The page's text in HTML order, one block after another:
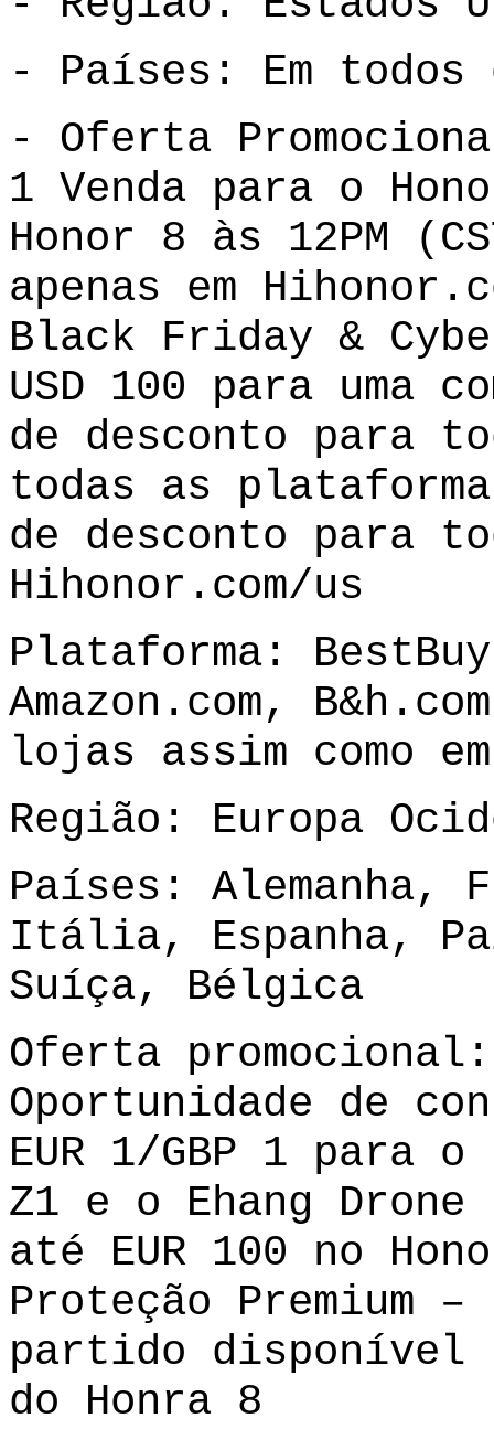
- Países: Em todos
- Oferta
1 Venda para o
Honor 8 às 12PM
apenas em
Black Friday &
USD 100 para uma
de desconto para
todas as
de desconto para
Hihonor.com/us
Plataforma:
Amazon.com,
lojas assim como
Região: Europa
Países: Alemanha,
Itália, Espanha,
Suíça, Bélgica
Oferta
Oportunidade de
EUR 1/GBP 1 para
Z1 e o Ehang
até EUR 100 no
Proteção Premium
partido disponível
do Honra 8